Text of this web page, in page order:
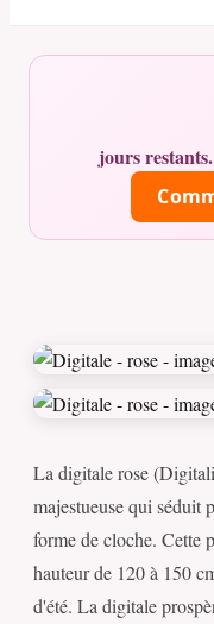
jours
La digitale rose
majestueuse qui séduit
forme de cloche. Cette
hauteur de 120 à 150
d'été. La digitale